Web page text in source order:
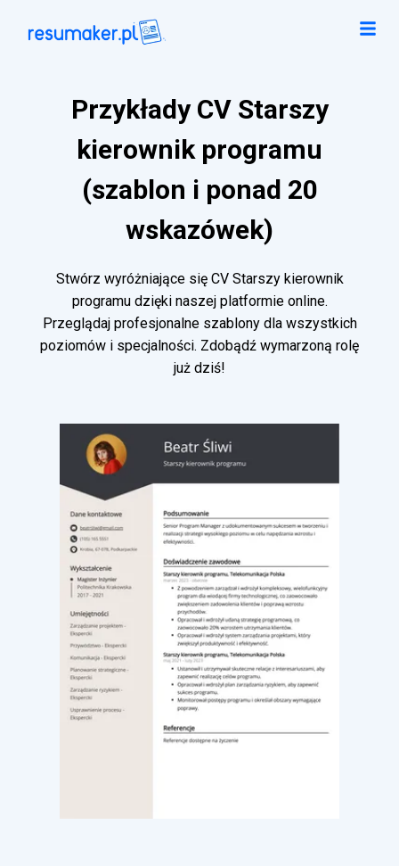
Przykłady CV Starszy
kierownik programu
(szablon i ponad 20
wskazówek)
Stwórz wyróżniające się CV Starszy kierownik
programu dzięki naszej platformie online.
Przeglądaj profesjonalne szablony dla wszystkich
poziomów i specjalności. Zdobądź wymarzoną rolę
już dziś!